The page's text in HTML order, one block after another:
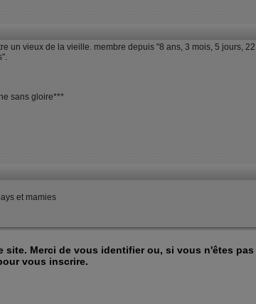
un vieux de la vieille. membre depuis "8 ans, 3 mois, 5 jours, 22
sans gloire***
et mamies
site. Merci de vous identifier ou, si vous n'êtes pas
vous inscrire.